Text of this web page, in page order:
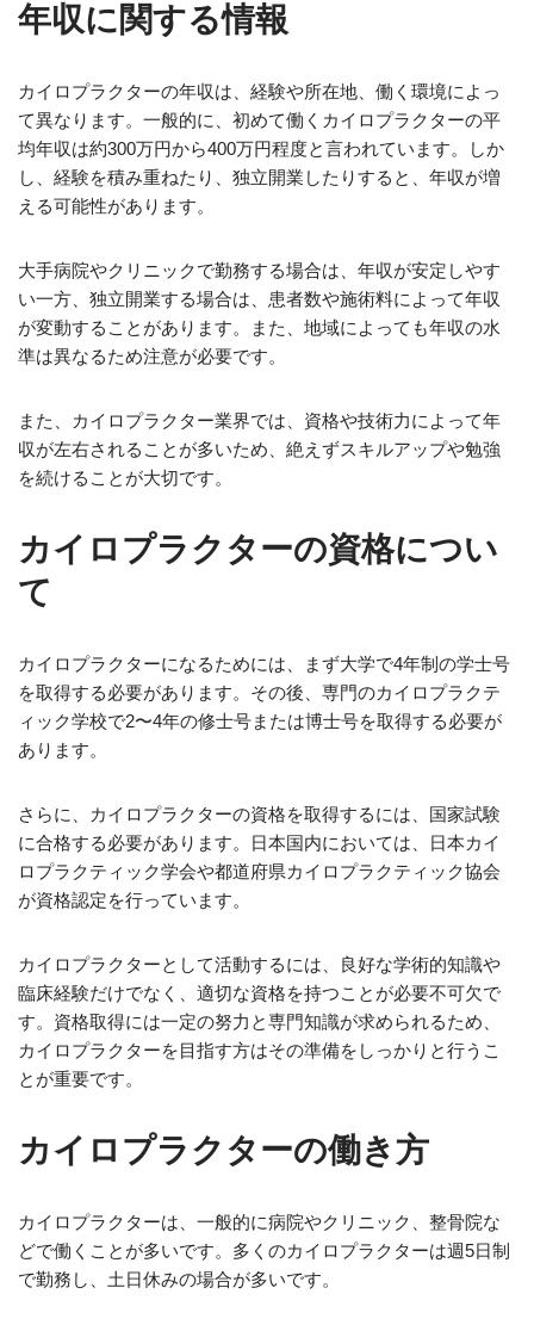
年収に関する情報
カイロプラクターの年収は、経験や所在地、働く環境によっ
て異なります。一般的に、初めて働くカイロプラクターの平
均年収は約300万円から400万円程度と言われています。しか
し、経験を積み重ねたり、独立開業したりすると、年収が増
える可能性があります。
大手病院やクリニックで勤務する場合は、年収が安定しやす
い一方、独立開業する場合は、患者数や施術料によって年収
が変動することがあります。また、地域によっても年収の水
準は異なるため注意が必要です。
また、カイロプラクター業界では、資格や技術力によって年
収が左右されることが多いため、絶えずスキルアップや勉強
を続けることが大切です。
カイロプラクターの資格につい
て
カイロプラクターになるためには、まず大学で4年制の学士号
を取得する必要があります。その後、専門のカイロプラクテ
ィック学校で2〜4年の修士号または博士号を取得する必要が
あります。
さらに、カイロプラクターの資格を取得するには、国家試験
に合格する必要があります。日本国内においては、日本カイ
ロプラクティック学会や都道府県カイロプラクティック協会
が資格認定を行っています。
カイロプラクターとして活動するには、良好な学術的知識や
臨床経験だけでなく、適切な資格を持つことが必要不可欠で
す。資格取得には一定の努力と専門知識が求められるため、
カイロプラクターを目指す方はその準備をしっかりと行うこ
とが重要です。
カイロプラクターの働き方
カイロプラクターは、一般的に病院やクリニック、整骨院な
どで働くことが多いです。多くのカイロプラクターは週5日制
で勤務し、土日休みの場合が多いです。